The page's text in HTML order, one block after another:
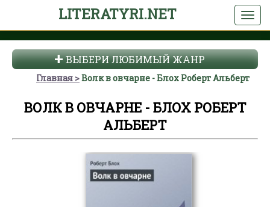
LITERATYRI.NET
ВЫБЕРИ ЛЮБИМЫЙ ЖАНР
Главная Волк в овчарне - Блох Роберт Альберт
ВОЛК В ОВЧАРНЕ - БЛОХ РОБЕРТ
АЛЬБЕРТ